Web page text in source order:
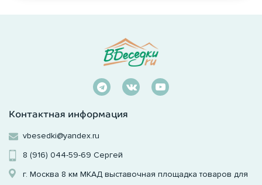
Контактная информация
vbesedki@yandex.ru
8 (916) 044-59-69 Сергей
г. Москва 8 км МКАД выставочная площадка товаров для